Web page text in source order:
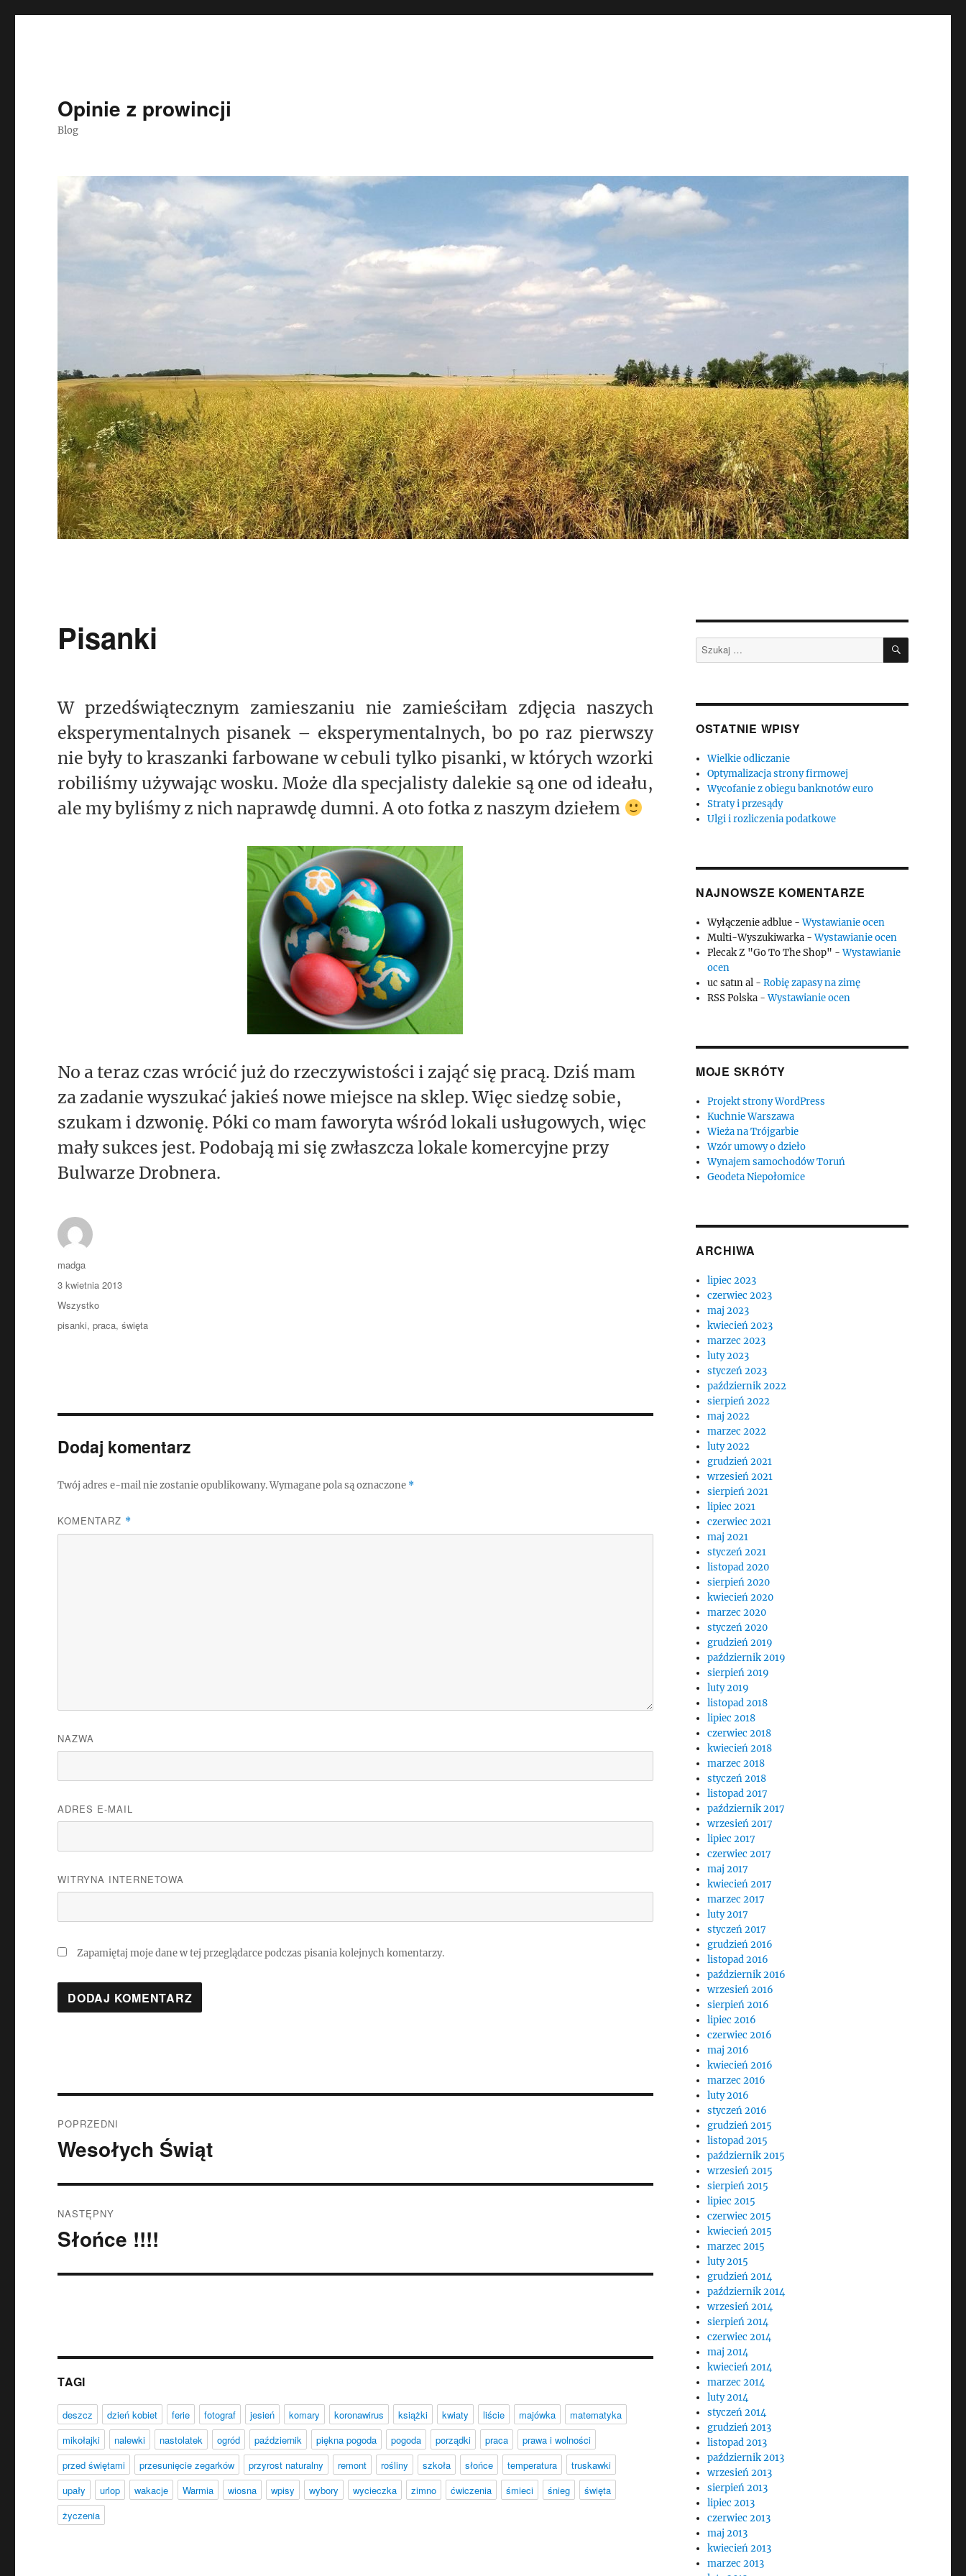
Opinie z prowincji
Blog
Pisanki
W przedświątecznym zamieszaniu nie zamieściłam zdjęcia naszych
eksperymentalnych pisanek – eksperymentalnych, bo po raz pierwszy
nie były to kraszanki farbowane w cebuli tylko pisanki, w których wzorki
robiliśmy używając wosku. Może dla specjalisty dalekie są one od ideału,
ale my byliśmy z nich naprawdę dumni. A oto fotka z naszym dziełem
No a teraz czas wrócić już do rzeczywistości i zająć się pracą. Dziś mam
za zadanie wyszukać jakieś nowe miejsce na sklep. Więc siedzę sobie,
szukam i dzwonię. Póki co mam faworyta wśródlokali usługowych, więc
mały sukces jest. Podobają mi się zwłaszczalokale komercyjne przy
Bulwarze Drobnera.
Autor
madga
Data
publikacji
3 kwietnia 2013
Kategorie
Wszystko
Tagi
pisanki,praca,święta
Dodaj komentarz
Twój adres e-mail nie zostanie opublikowany.Wymagane pola są oznaczone *
KOMENTARZ *
NAZWA
ADRES E-MAIL
WITRYNA INTERNETOWA
Zapamiętaj moje dane w tej przeglądarce podczas pisania kolejnych komentarzy.
wpisu
POPRZEDNI
Poprzedni
Wesołych Świąt
NASTĘPNY
Następny
Słońce !!!!
TAGI
deszcz dzień kobiet ferie fotograf jesień komary koronawirus książki kwiaty liście majówka
matematyka
mikołajki
nalewki nastolatek ogród październik piękna pogoda pogoda porządki praca
prawa i wolności
przed świętami
przesunięcie zegarków przyrost naturalny remont rośliny szkoła słońce temperatura
truskawki
upały
urlop wakacje Warmia wiosna wpisy wybory wycieczka zimno ćwiczenia śmieci śnieg
święta
życzenia
Szukaj: SZUKAJ
OSTATNIE WPISY
Wielkie odliczanie
Optymalizacja strony firmowej
Wycofanie z obiegu banknotów euro
Straty i przesądy
Ulgi i rozliczenia podatkowe
NAJNOWSZE KOMENTARZE
Wyłączenie adblue -Wystawianie ocen
Multi-Wyszukiwarka -Wystawianie ocen
Plecak Z "Go To The Shop" -Wystawianie
ocen
uc satın al -Robię zapasy na zimę
RSS Polska -Wystawianie ocen
MOJE SKRÓTY
Projekt strony WordPress
Kuchnie Warszawa
Wieża na Trójgarbie
Wzór umowy o dzieło
Wynajem samochodów Toruń
Geodeta Niepołomice
ARCHIWA
lipiec 2023
czerwiec 2023
maj 2023
kwiecień 2023
marzec 2023
luty 2023
styczeń 2023
październik 2022
sierpień 2022
maj 2022
marzec 2022
luty 2022
grudzień 2021
wrzesień 2021
sierpień 2021
lipiec 2021
czerwiec 2021
maj 2021
styczeń 2021
listopad 2020
sierpień 2020
kwiecień 2020
marzec 2020
styczeń 2020
grudzień 2019
październik 2019
sierpień 2019
luty 2019
listopad 2018
lipiec 2018
czerwiec 2018
kwiecień 2018
marzec 2018
styczeń 2018
listopad 2017
październik 2017
wrzesień 2017
lipiec 2017
czerwiec 2017
maj 2017
kwiecień 2017
marzec 2017
luty 2017
styczeń 2017
grudzień 2016
listopad 2016
październik 2016
wrzesień 2016
sierpień 2016
lipiec 2016
czerwiec 2016
maj 2016
kwiecień 2016
marzec 2016
luty 2016
styczeń 2016
grudzień 2015
listopad 2015
październik 2015
wrzesień 2015
sierpień 2015
lipiec 2015
czerwiec 2015
kwiecień 2015
marzec 2015
luty 2015
grudzień 2014
październik 2014
wrzesień 2014
sierpień 2014
czerwiec 2014
maj 2014
kwiecień 2014
marzec 2014
luty 2014
styczeń 2014
grudzień 2013
listopad 2013
październik 2013
wrzesień 2013
sierpień 2013
lipiec 2013
czerwiec 2013
maj 2013
kwiecień 2013
marzec 2013